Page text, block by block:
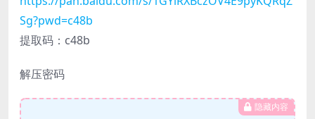
Sg?pwd=c48b
提取码：c48b
解压密码
隐藏内容